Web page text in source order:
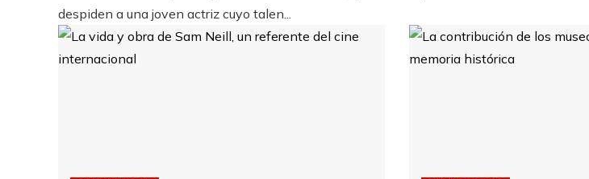
despiden a una joven actriz cuyo talen...